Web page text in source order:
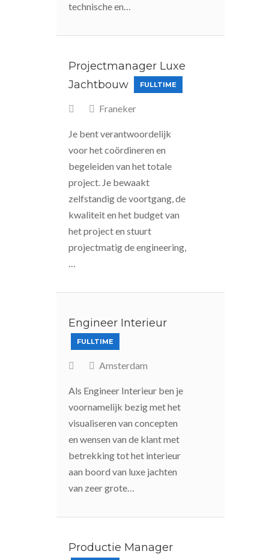
technische en…
Projectmanager Luxe
Jachtbouw
FULLTIME
Franeker
Je bent verantwoordelijk
voor het coördineren en
begeleiden van het totale
project. Je bewaakt
zelfstandig de voortgang, de
kwaliteit en het budget van
het project en stuurt
projectmatig de engineering,
…
Engineer Interieur
FULLTIME
Amsterdam
Als Engineer Interieur ben je
voornamelijk bezig met het
visualiseren van concepten
en wensen van de klant met
betrekking tot het interieur
aan boord van luxe jachten
van zeer grote…
Productie Manager